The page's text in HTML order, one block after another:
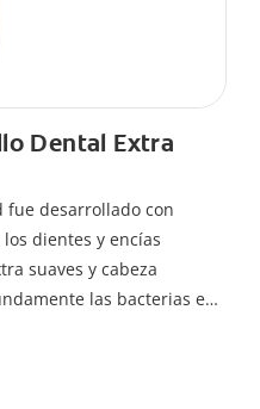
Dental Extra
fue desarrollado con
dientes y encías
suaves y cabeza
las bacterias en